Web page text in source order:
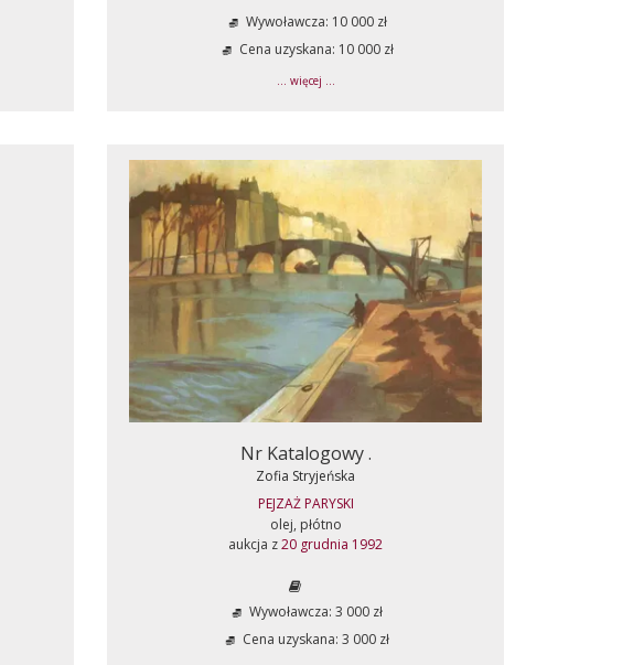
Wywoławcza: 10 000 zł
Cena uzyskana: 10 000 zł
... więcej ...
Nr Katalogowy .
Zofia Stryjeńska
PEJZAŻ PARYSKI
olej, płótno
aukcja z20 grudnia 1992
Wywoławcza: 3 000 zł
Cena uzyskana: 3 000 zł